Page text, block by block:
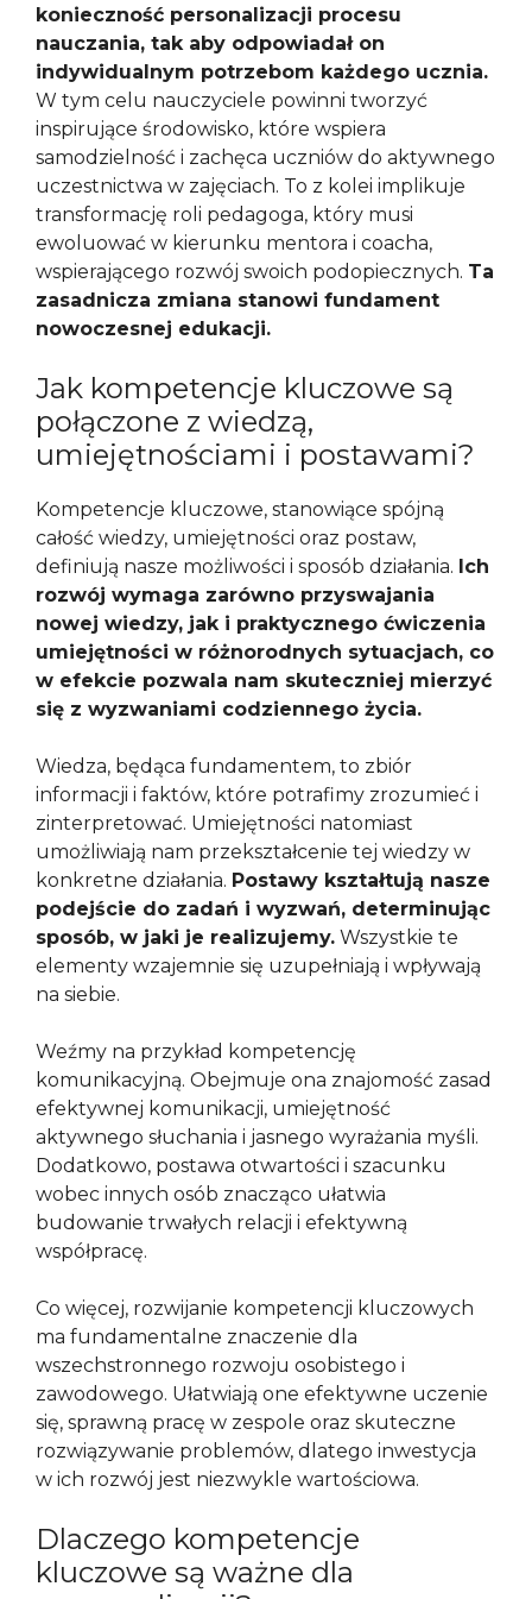
konieczność personalizacji procesu
nauczania, tak aby odpowiadał on
indywidualnym potrzebom każdego ucznia.
W tym celu nauczyciele powinni tworzyć
inspirujące środowisko, które wspiera
samodzielność i zachęca uczniów do aktywnego
uczestnictwa w zajęciach. To z kolei implikuje
transformację roli pedagoga, który musi
ewoluować w kierunku mentora i coacha,
wspierającego rozwój swoich podopiecznych. Ta
zasadnicza zmiana stanowi fundament
nowoczesnej edukacji.
Jak kompetencje kluczowe są
połączone z wiedzą,
umiejętnościami i postawami?
Kompetencje kluczowe, stanowiące spójną
całość wiedzy, umiejętności oraz postaw,
definiują nasze możliwości i sposób działania. Ich
rozwój wymaga zarówno przyswajania
nowej wiedzy, jak i praktycznego ćwiczenia
umiejętności w różnorodnych sytuacjach, co
w efekcie pozwala nam skuteczniej mierzyć
się z wyzwaniami codziennego życia.
Wiedza, będąca fundamentem, to zbiór
informacji i faktów, które potrafimy zrozumieć i
zinterpretować. Umiejętności natomiast
umożliwiają nam przekształcenie tej wiedzy w
konkretne działania. Postawy kształtują nasze
podejście do zadań i wyzwań, determinując
sposób, w jaki je realizujemy. Wszystkie te
elementy wzajemnie się uzupełniają i wpływają
na siebie.
Weźmy na przykład kompetencję
komunikacyjną. Obejmuje ona znajomość zasad
efektywnej komunikacji, umiejętność
aktywnego słuchania i jasnego wyrażania myśli.
Dodatkowo, postawa otwartości i szacunku
wobec innych osób znacząco ułatwia
budowanie trwałych relacji i efektywną
współpracę.
Co więcej, rozwijanie kompetencji kluczowych
ma fundamentalne znaczenie dla
wszechstronnego rozwoju osobistego i
zawodowego. Ułatwiają one efektywne uczenie
się, sprawną pracę w zespole oraz skuteczne
rozwiązywanie problemów, dlatego inwestycja
w ich rozwój jest niezwykle wartościowa.
Dlaczego kompetencje
kluczowe są ważne dla